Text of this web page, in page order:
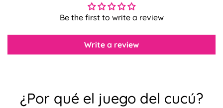
Be the first to write a review
Write a review
¿Por qué el juego del cucú?
Confirma tu edad
¿Tienes 18 años o más?